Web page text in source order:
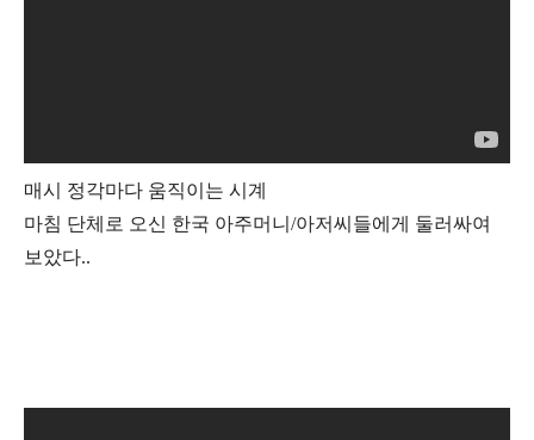
매시 정각마다 움직이는 시계
마침 단체로 오신 한국 아주머니/아저씨들에게 둘러싸여
보았다..